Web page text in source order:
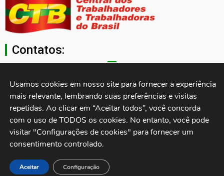
Contatos:
11 3874-0040
Rua Cardoso de Almeida, 1843, Sumaré São Paulo - SP -
Brasil CEP: 01251-001
Usamos cookies em nosso site para fornecer a experiência
mais relevante, lembrando suas preferências e visitas
repetidas. Ao clicar em “Aceitar todos”, você concorda
com o uso de TODOS os cookies. No entanto, você pode
visitar "Configurações de cookies" para fornecer um
consentimento controlado.
Aceitar Configuração